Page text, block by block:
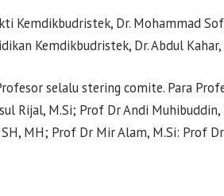
Kemdikbudristek, Dr. Mohammad
Kemdikbudristek, Dr. Abdul Kahar,
selalu stering comite. Para
Rijal, M.Si; Prof Dr Andi
MH; Prof Dr Mir Alam, M.Si: Prof